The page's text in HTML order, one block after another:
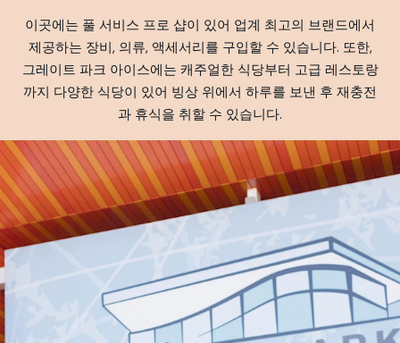
이곳에는 풀 서비스 프로 샵이 있어 업계 최고의 브랜드에서
제공하는 장비, 의류, 액세서리를 구입할 수 있습니다. 또한,
그레이트 파크 아이스에는 캐주얼한 식당부터 고급 레스토랑
까지 다양한 식당이 있어 빙상 위에서 하루를 보낸 후 재충전
과 휴식을 취할 수 있습니다.